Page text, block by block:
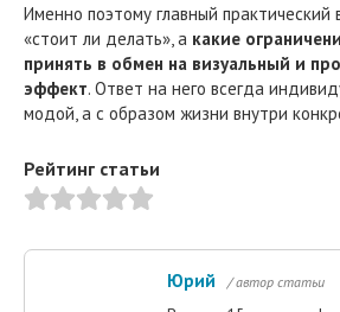
Именно поэтому главный практический
«стоит ли делать», а какие
принять в обмен на визуальный и
эффект. Ответ на него всегда
модой, а с образом жизни внутри
Рейтинг статьи
Юрий / автор статьи